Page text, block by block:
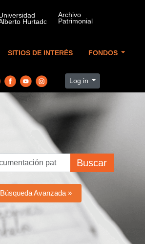
SITIOS DE INTERÉS FONDOS
Log in
Buscar
Búsqueda Avanzada »